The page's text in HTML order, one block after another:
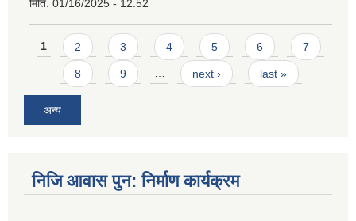
मिति: 01/16/2025 - 12:52
Pages
1 2 3 4 5 6 7
8 9 … next › last »
अन्य
निजि आवास पुन: निर्माण कार्यक्रम